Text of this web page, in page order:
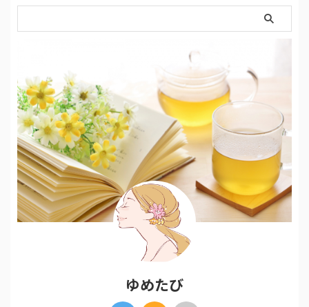
デザインはシンプルに見えて、と
心に残ってしまう不思議なブラン
を手に取ってみることが出来、思
っていた以上に素敵なアイテムば
かりですっかり魅了されてしま
…
ゆめたび